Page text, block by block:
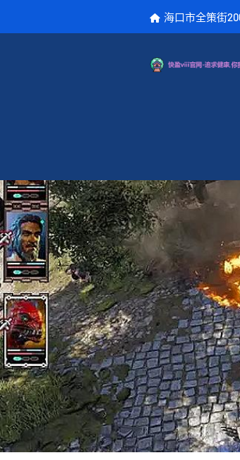
海口市全策街